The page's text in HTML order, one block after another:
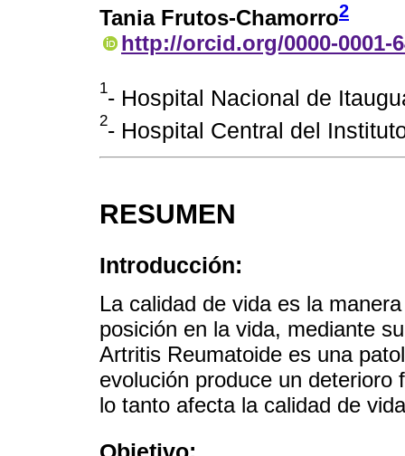
Tania Frutos-Chamorro2
http://orcid.org/0000-0001-
1- Hospital Nacional de
2- Hospital Central del
RESUMEN
Introducción:
La calidad de vida es la
posición en la vida, mediante
Artritis Reumatoide es una
evolución produce un
lo tanto afecta la calidad de